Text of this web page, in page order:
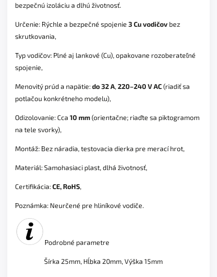
bezpečnú izoláciu a dlhú životnosť.
Určenie: Rýchle a bezpečné spojenie 3 Cu vodičov bez
skrutkovania,
Typ vodičov: Plné aj lankové (Cu), opakovane rozoberateľné
spojenie,
Menovitý prúd a napätie:do 32 A,220–240 V AC(riadiť sa
potlačou konkrétneho modelu),
Odizolovanie: Cca 10 mm(orientačne; riaďte sa piktogramom
na tele svorky),
Montáž: Bez náradia, testovacia dierka pre merací hrot,
Materiál: Samohasiaci plast, dlhá životnosť,
Certifikácia:CE, RoHS,
Poznámka: Neurčené pre hliníkové vodiče.
Podrobné parametre
Šírka 25mm, Hĺbka 20mm, Výška 15mm